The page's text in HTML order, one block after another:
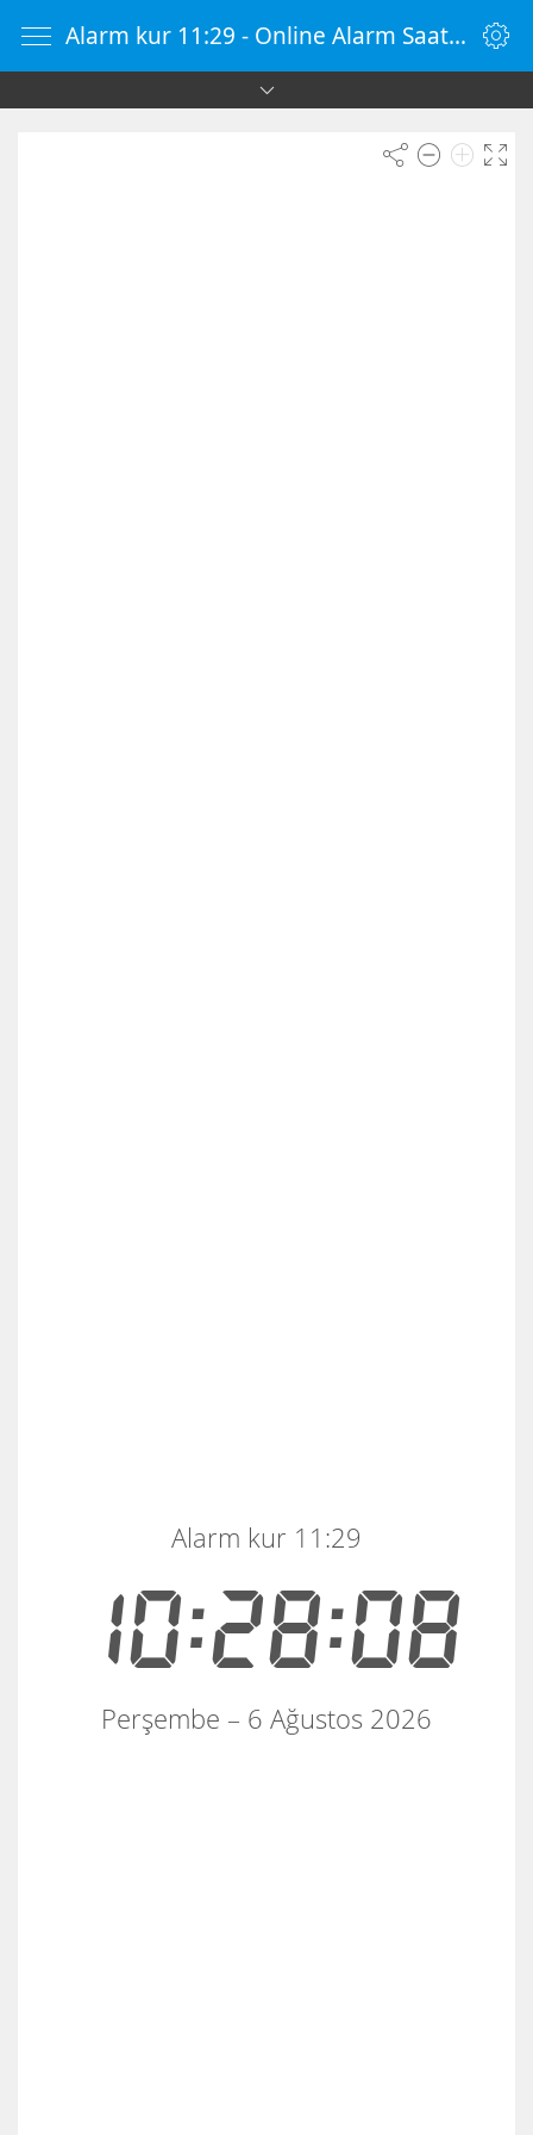
Alarm kur 11:29 - Online Alarm Saati - Alarm Kur
10:28:09
Alarm kur 11:29
Perşembe – 6 Ağustos 2026